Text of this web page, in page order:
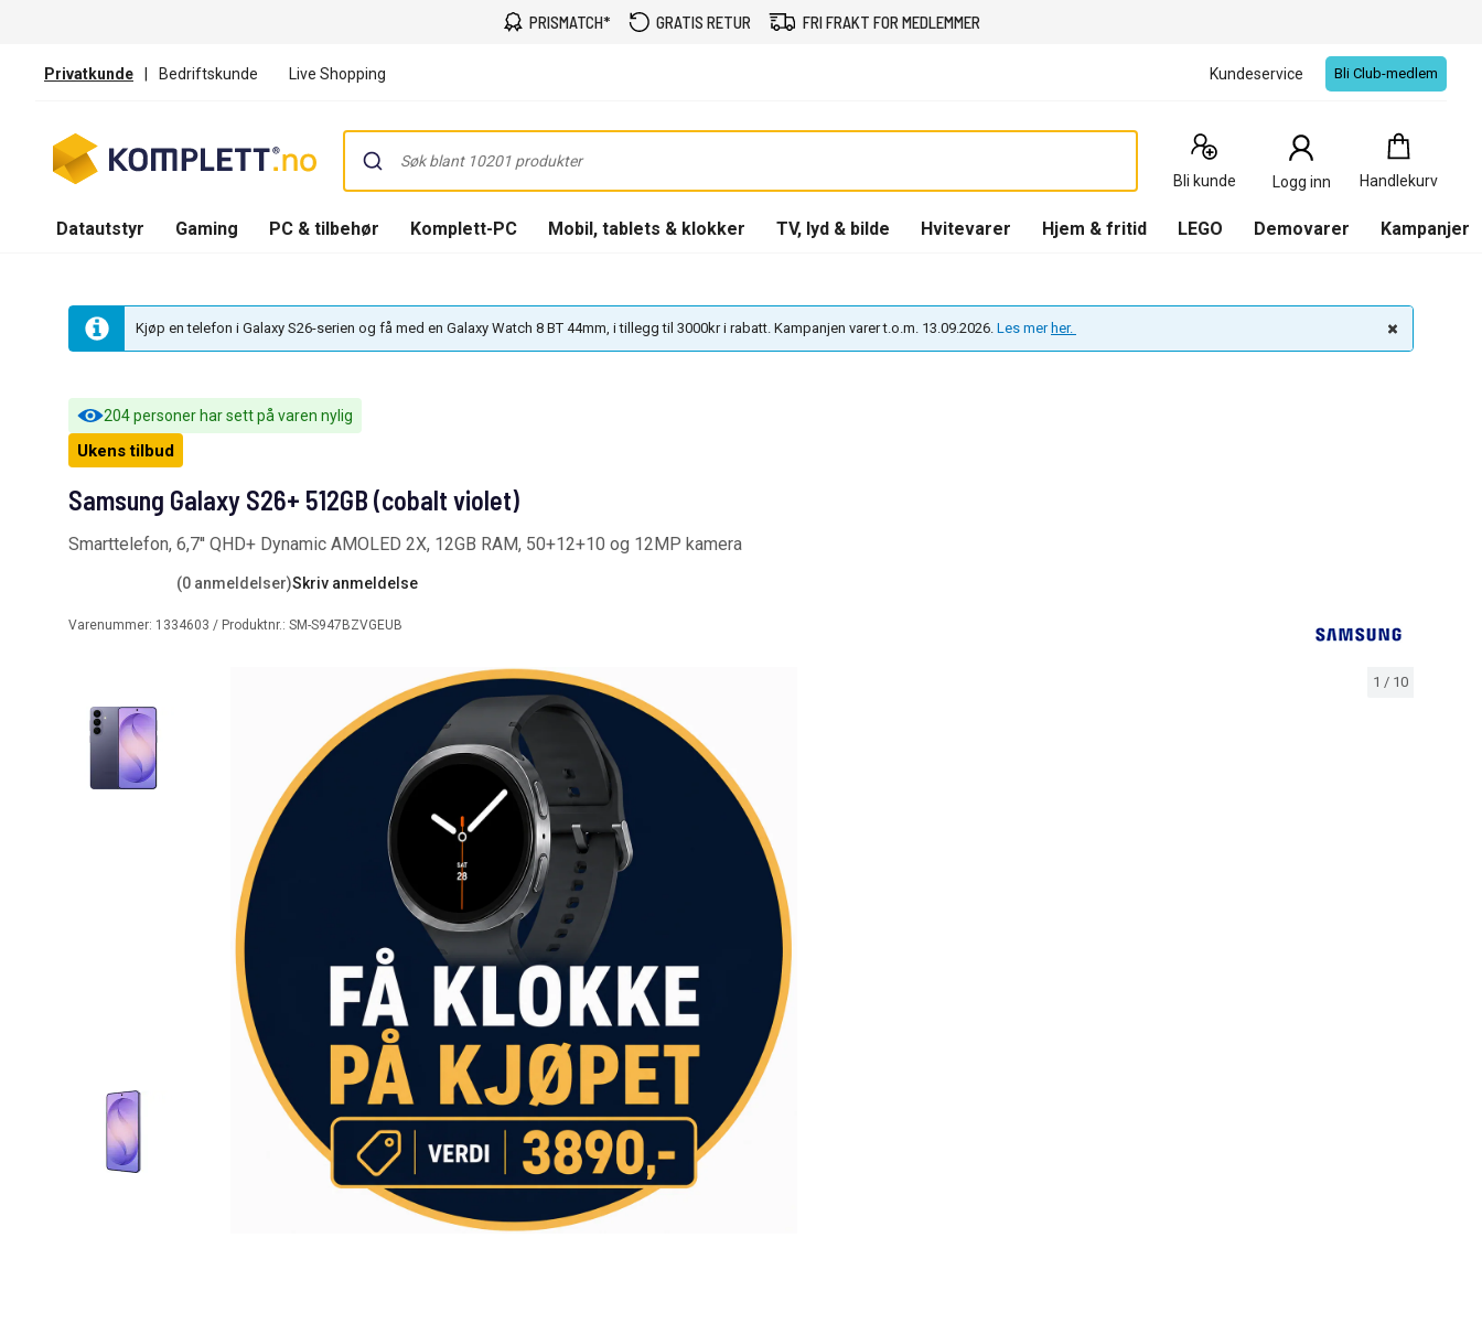
PRISMATCH* GRATIS RETUR FRI FRAKT FOR MEDLEMMER
Privatkunde | Bedriftskunde Live Shopping Kundeservice Bli Club-medlem
Bli kunde Logg inn Handlekurv
Handlekurv
0
Produkter
Datautstyr Gaming PC & tilbehør Komplett-PC Mobil, tablets & klokker TV, lyd & bilde Hvitevarer Hjem & fritid LEGO Demovarer Kampanjer
Kjøp en telefon i Galaxy S26-serien og få med en Galaxy Watch 8 BT 44mm, i tillegg til 3000kr i rabatt. Kampanjen varer t.o.m. 13.09.2026. Les mer her.
204 personer har sett på varen nylig
1 / 10
Ukens tilbud
Samsung Galaxy S26+ 512GB (cobalt violet)
Smarttelefon, 6,7'' QHD+ Dynamic AMOLED 2X, 12GB RAM, 50+12+10 og 12MP kamera
(0 anmeldelser)Skriv anmeldelse
Varenummer: 1334603 / Produktnr.: SM-S947BZVGEUB